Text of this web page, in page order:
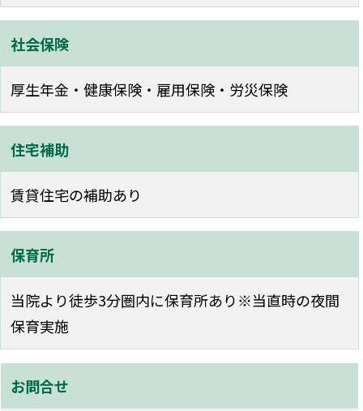
社会保険
厚生年金・健康保険・雇用保険・労災保険
住宅補助
賃貸住宅の補助あり
保育所
当院より徒歩3分圏内に保育所あり※当直時の夜間
保育実施
お問合せ